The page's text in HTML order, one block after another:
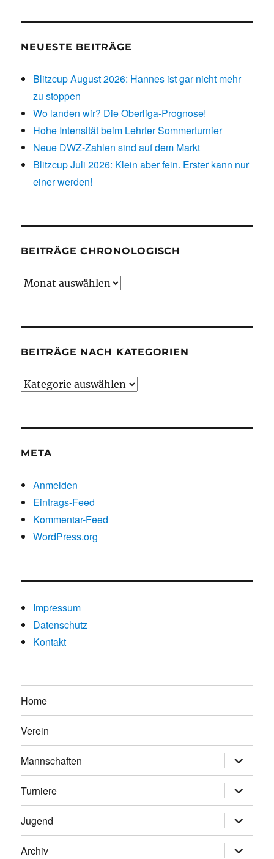
NEUESTE BEITRÄGE
Blitzcup August 2026: Hannes ist gar nicht mehr
zu stoppen
Wo landen wir? Die Oberliga-Prognose!
Hohe Intensität beim Lehrter Sommerturnier
Neue DWZ-Zahlen sind auf dem Markt
Blitzcup Juli 2026: Klein aber fein. Erster kann nur
einer werden!
BEITRÄGE CHRONOLOGISCH
Beiträge
BEITRÄGE NACH KATEGORIEN
Beiträge
META
Anmelden
Eintrags-Feed
Kommentar-Feed
WordPress.org
Impressum
Datenschutz
Kontakt
Home
Verein
Mannschaften
anzeigen
Turniere
anzeigen
Jugend
anzeigen
Archiv